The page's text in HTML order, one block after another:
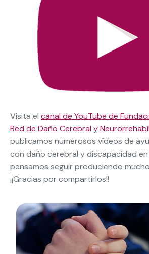
Visita el canal de YouTube de
Red de Daño Cerebral y
publicamos numerosos vídeos de
con daño cerebral y discapacidad en
pensamos seguir produciendo
¡¡Gracias por compartirlos!!